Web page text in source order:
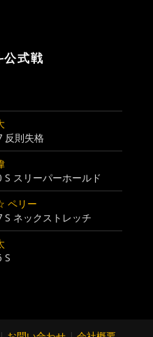
公式戦
反則失格
S スリーパーホールド
ペリー
S ネックストレッチ
S